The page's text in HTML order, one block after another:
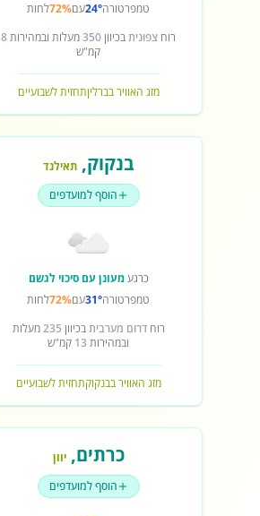
טמפרטורה24°עם72%לחות
רוח צפוניתבכיוון350מעלות ובמהירות8
קמ"ש
מזג האוויר בברליןתחזית לשבועיים
בנקוק,תאילנד
הוסף למועדפים
כרגעמעונן עם סיכוי לגשם
טמפרטורה31°עם72%לחות
רוחדרום מערביתבכיוון 235מעלות
ובמהירות 13 קמ"ש
מזג האוויר בבנקוקתחזית לשבועיים
כרתים,יוון
הוסף למועדפים